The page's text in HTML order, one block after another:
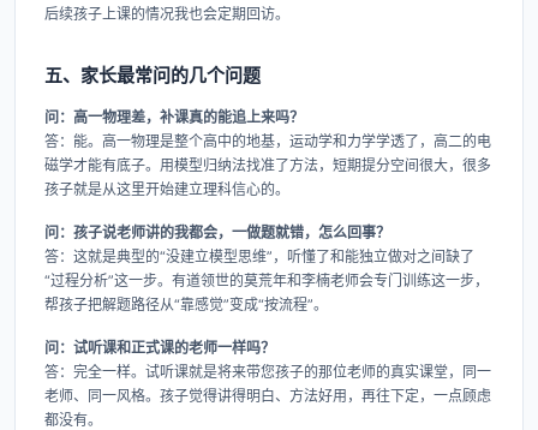
后续孩子上课的情况我也会定期回访。
五、家长最常问的几个问题
问：高一物理差，补课真的能追上来吗？
答：能。高一物理是整个高中的地基，运动学和力学学透了，高二的电
磁学才能有底子。用模型归纳法找准了方法，短期提分空间很大，很多
孩子就是从这里开始建立理科信心的。
问：孩子说老师讲的我都会，一做题就错，怎么回事？
答：这就是典型的“没建立模型思维”，听懂了和能独立做对之间缺了
“过程分析”这一步。有道领世的莫荒年和李楠老师会专门训练这一步，
帮孩子把解题路径从“靠感觉”变成“按流程”。
问：试听课和正式课的老师一样吗？
答：完全一样。试听课就是将来带您孩子的那位老师的真实课堂，同一
老师、同一风格。孩子觉得讲得明白、方法好用，再往下定，一点顾虑
都没有。